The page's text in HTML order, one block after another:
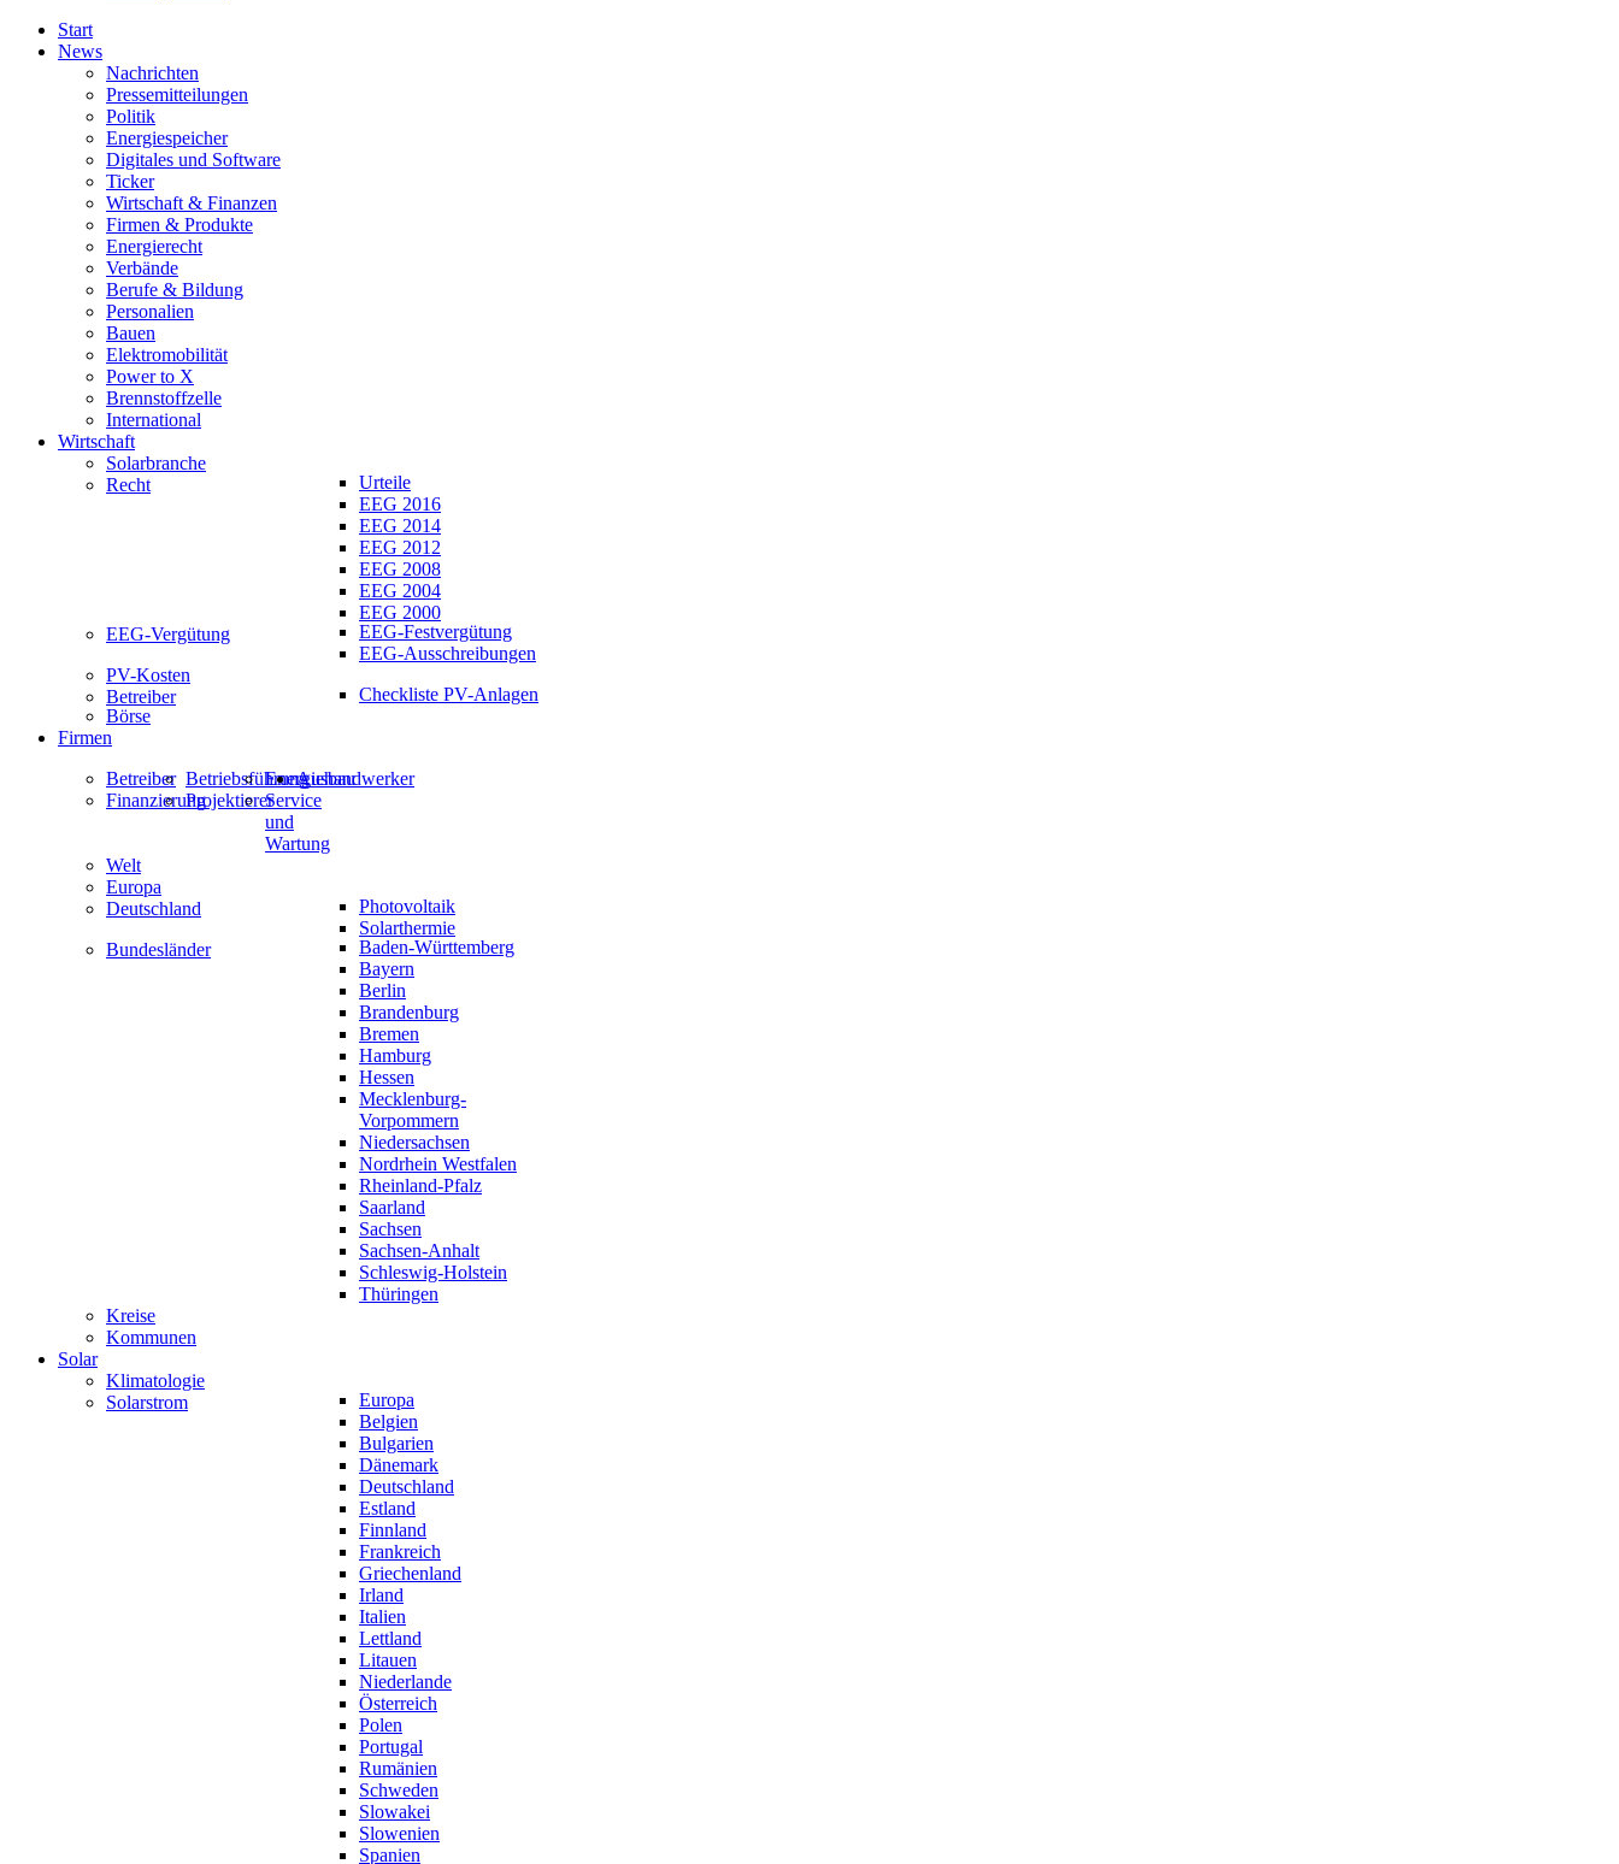
Start
News
Nachrichten
Pressemitteilungen
Politik
Energiespeicher
Digitales und Software
Ticker
Wirtschaft & Finanzen
Firmen & Produkte
Energierecht
Verbände
Berufe & Bildung
Personalien
Bauen
Elektromobilität
Power to X
Brennstoffzelle
International
Wirtschaft
Solarbranche
Recht
Urteile
EEG 2016
EEG 2014
EEG 2012
EEG 2008
EEG 2004
EEG 2000
EEG-Vergütung
EEG-Festvergütung
EEG-Ausschreibungen
PV-Kosten
Betreiber
Checkliste PV-Anlagen
Börse
Firmen
Betreiber BetriebsführungEnergiehandwerker
FinanzierungProjektiererService
und
Wartung
Ausbau
Welt
Europa
Deutschland
Photovoltaik
Solarthermie
Bundesländer
Baden-Württemberg
Bayern
Berlin
Brandenburg
Bremen
Hamburg
Hessen
Mecklenburg-
Vorpommern
Niedersachsen
Nordrhein Westfalen
Rheinland-Pfalz
Saarland
Sachsen
Sachsen-Anhalt
Schleswig-Holstein
Thüringen
Kreise
Kommunen
Solar
Klimatologie
Solarstrom
Europa
Belgien
Bulgarien
Dänemark
Deutschland
Estland
Finnland
Frankreich
Griechenland
Irland
Italien
Lettland
Litauen
Niederlande
Österreich
Polen
Portugal
Rumänien
Schweden
Slowakei
Slowenien
Spanien